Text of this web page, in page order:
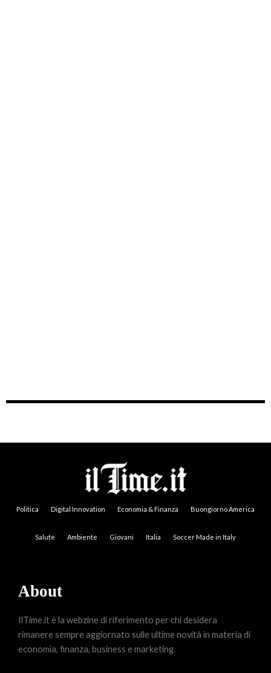
Politica Digital Innovation Economia & Finanza Buongiorno America
Salute Ambiente Giovani Italia Soccer Made in Italy
About
IlTime.it è la webzine di riferimento per chi desidera
rimanere sempre aggiornato sulle ultime novità in materia di
economia, finanza, business e marketing.